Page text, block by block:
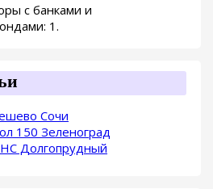
с банками и
1.
Сочи
150 Зеленоград
Долгопрудный